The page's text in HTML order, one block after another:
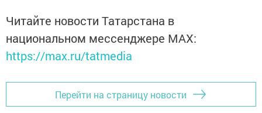
Читайте новости Татарстана в
национальном мессенджере MАХ:
https://max.ru/tatmedia
Перейти на страницу новости